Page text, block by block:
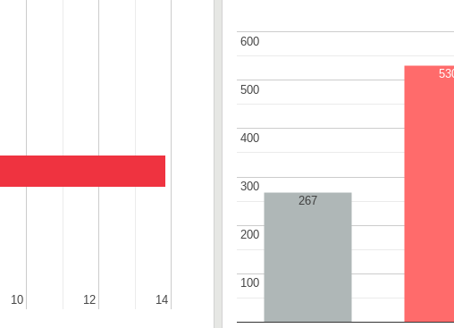
10
10 12
12 14
14
100
100
200
200
300
300
400
400
500
500
600
600
267